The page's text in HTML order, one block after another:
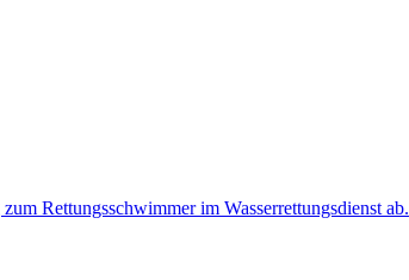
Rettungsschwimmer im Wasserrettungsdienst ab.